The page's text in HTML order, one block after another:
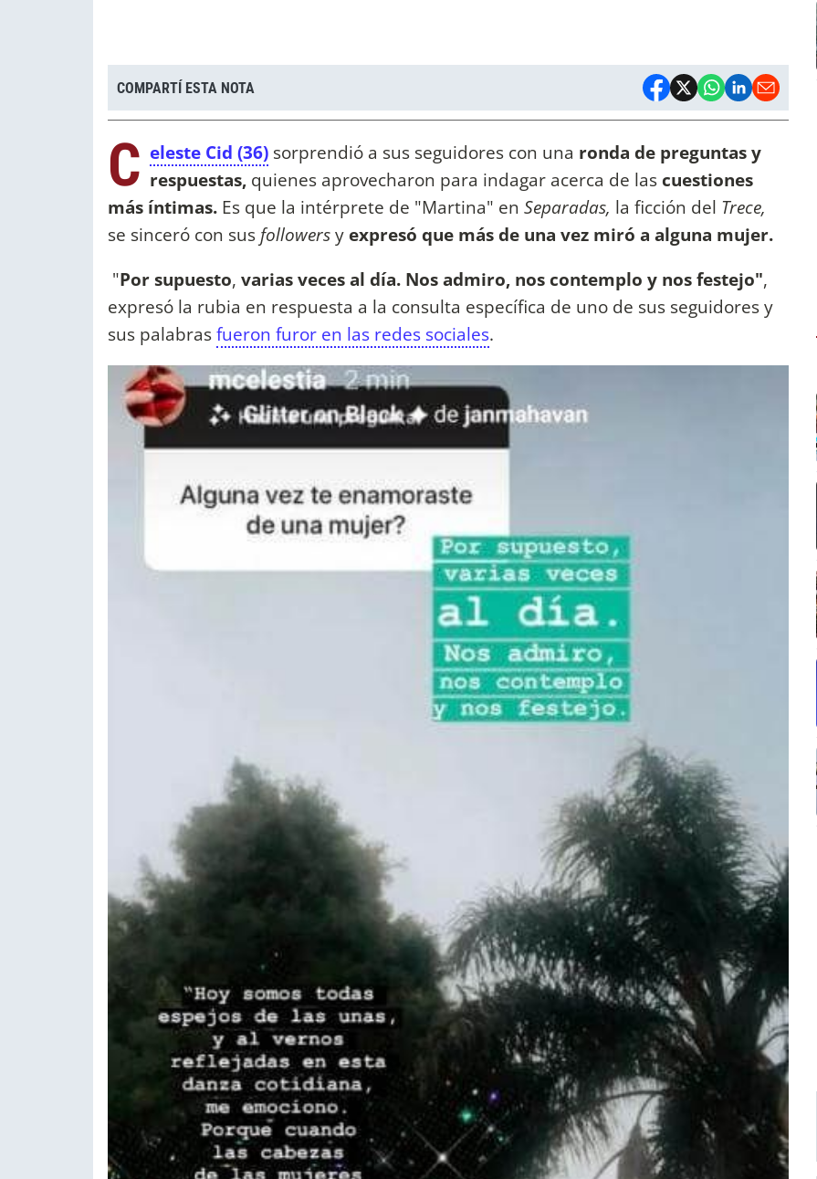
COMPARTÍ ESTA NOTA
C eleste Cid (36) sorprendió a sus seguidores con una ronda de preguntas y
respuestas, quienes aprovecharon para indagar acerca de las cuestiones
más íntimas. Es que la intérprete de "Martina" en Separadas, la ficción del Trece,
se sinceró con sus followersy expresó que más de una vez miró a alguna mujer.
"Por supuesto, varias veces al día. Nos admiro, nos contemplo y nos festejo",
expresó la rubia en respuesta a la consulta específica de uno de sus seguidores y
sus palabrasfueron furor en las redes sociales.